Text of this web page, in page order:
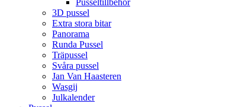
Pusseltillbehör
3D pussel
Extra stora bitar
Panorama
Runda Pussel
Träpussel
Svåra pussel
Jan Van Haasteren
Wasgij
Julkalender